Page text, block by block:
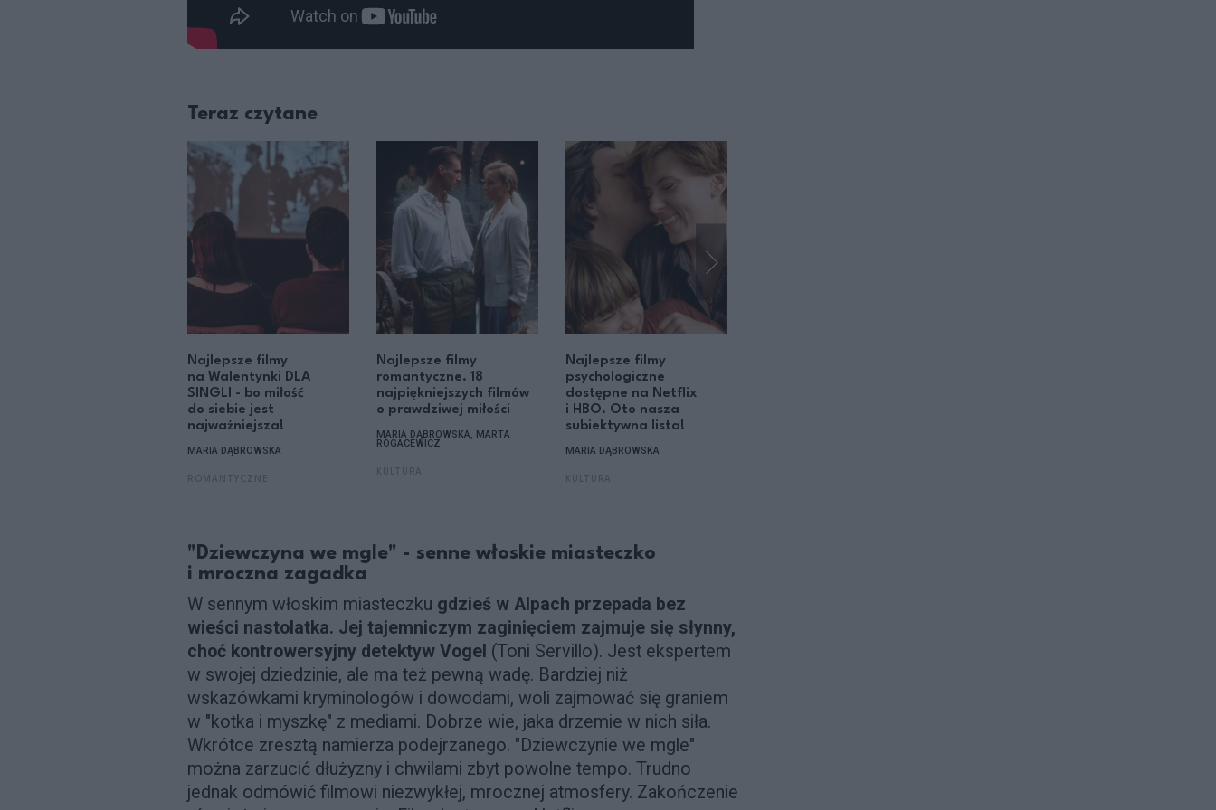
Teraz czytane
Najlepsze filmy
na Walentynki DLA
SINGLI - bo miłość
do siebie jest
najważniejsza!
MARIA DĄBROWSKA
Najlepsze filmy
romantyczne. 18
najpiękniejszych filmów
o prawdziwej miłości
MARIA DĄBROWSKA, MARTA
ROGACEWICZ
Najlepsze filmy
psychologiczne
dostępne na Netflix
i HBO. Oto nasza
subiektywna lista!
MARIA DĄBROWSKA
"Dziewczyna we mgle" - senne włoskie miasteczko
i mroczna zagadka
W sennym włoskim miasteczku gdzieś w Alpach przepada bez
wieści nastolatka. Jej tajemniczym zaginięciem zajmuje się słynny,
choć kontrowersyjny detektyw Vogel (Toni Servillo). Jest ekspertem
w swojej dziedzinie, ale ma też pewną wadę. Bardziej niż
wskazówkami kryminologów i dowodami, woli zajmować się graniem
w "kotka i myszkę" z mediami. Dobrze wie, jaka drzemie w nich siła.
Wkrótce zresztą namierza podejrzanego. "Dziewczynie we mgle"
można zarzucić dłużyzny i chwilami zbyt powolne tempo. Trudno
jednak odmówić filmowi niezwykłej, mrocznej atmosfery. Zakończenie